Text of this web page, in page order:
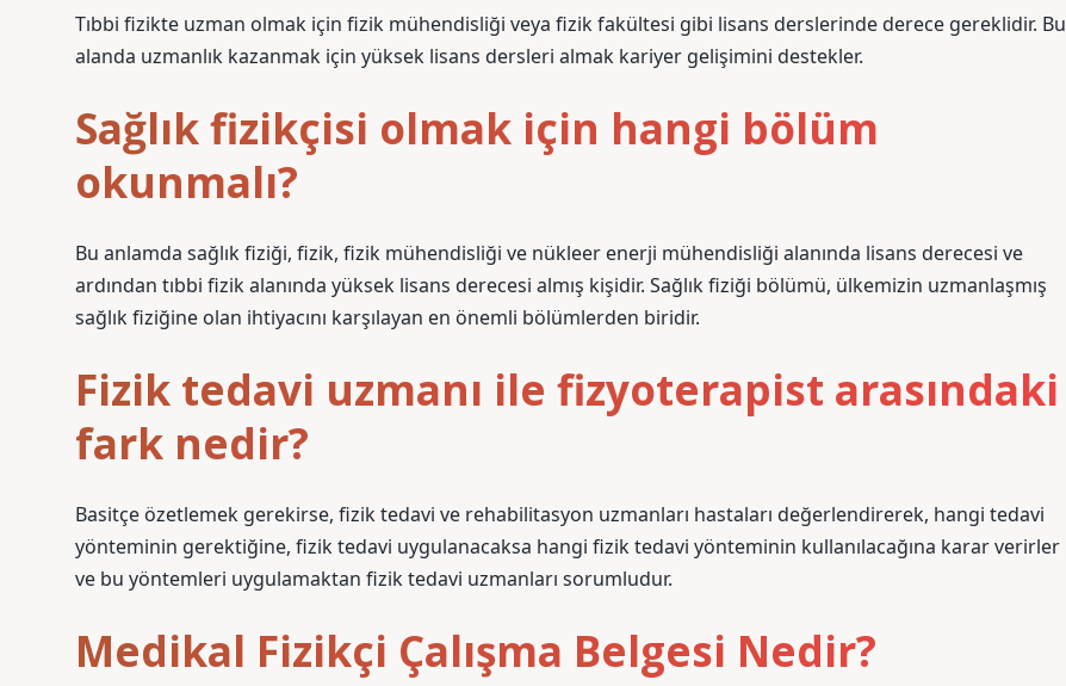
Tıbbi fizikte uzman olmak için fizik mühendisliği veya fizik fakültesi gibi lisans derslerinde derece gereklidir. Bu
alanda uzmanlık kazanmak için yüksek lisans dersleri almak kariyer gelişimini destekler.
Sağlık fizikçisi olmak için hangi bölüm
okunmalı?
Bu anlamda sağlık fiziği, fizik, fizik mühendisliği ve nükleer enerji mühendisliği alanında lisans derecesi ve
ardından tıbbi fizik alanında yüksek lisans derecesi almış kişidir. Sağlık fiziği bölümü, ülkemizin uzmanlaşmış
sağlık fiziğine olan ihtiyacını karşılayan en önemli bölümlerden biridir.
Fizik tedavi uzmanı ile fizyoterapist arasındaki
fark nedir?
Basitçe özetlemek gerekirse, fizik tedavi ve rehabilitasyon uzmanları hastaları değerlendirerek, hangi tedavi
yönteminin gerektiğine, fizik tedavi uygulanacaksa hangi fizik tedavi yönteminin kullanılacağına karar verirler
ve bu yöntemleri uygulamaktan fizik tedavi uzmanları sorumludur.
Medikal Fizikçi Çalışma Belgesi Nedir?